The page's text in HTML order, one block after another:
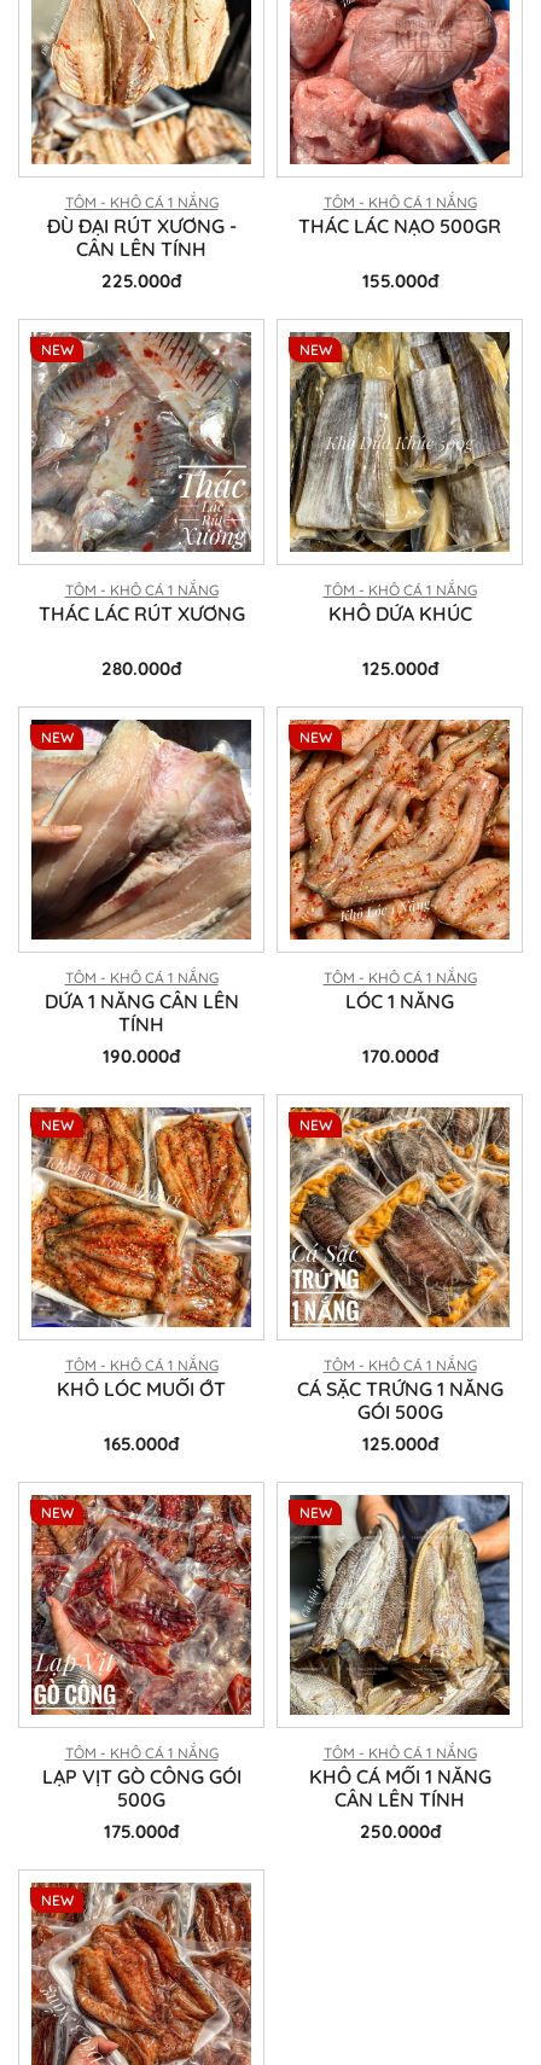
TÔM - KHÔ CÁ 1 NẮNG
ĐÙ ĐẠI RÚT XƯƠNG -
CÂN LÊN TÍNH
225.000đ
TÔM - KHÔ CÁ 1 NẮNG
THÁC LÁC NẠO 500GR
155.000đ
TÔM - KHÔ CÁ 1 NẮNG
THÁC LÁC RÚT XƯƠNG
280.000đ
NEW
TÔM - KHÔ CÁ 1 NẮNG
KHÔ DỨA KHÚC
125.000đ
NEW
TÔM - KHÔ CÁ 1 NẮNG
DỨA 1 NẮNG CÂN LÊN
TÍNH
190.000đ
NEW
TÔM - KHÔ CÁ 1 NẮNG
LÓC 1 NẮNG
170.000đ
NEW
TÔM - KHÔ CÁ 1 NẮNG
KHÔ LÓC MUỐI ỚT
165.000đ
NEW
TÔM - KHÔ CÁ 1 NẮNG
CÁ SẶC TRỨNG 1 NẮNG
GÓI 500G
125.000đ
NEW
TÔM - KHÔ CÁ 1 NẮNG
LẠP VỊT GÒ CÔNG GÓI
500G
175.000đ
NEW
TÔM - KHÔ CÁ 1 NẮNG
KHÔ CÁ MỐI 1 NẮNG
CÂN LÊN TÍNH
250.000đ
NEW
NEW